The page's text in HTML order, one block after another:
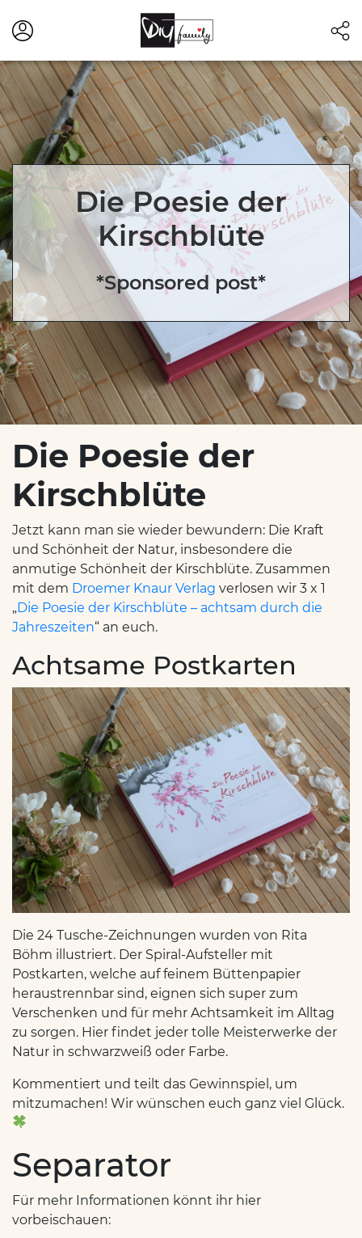
Die Poesie der
Kirschblüte
*Sponsored post*
Die Poesie der
Kirschblüte
Jetzt kann man sie wieder bewundern: Die Kraft
und Schönheit der Natur, insbesondere die
anmutige Schönheit der Kirschblüte. Zusammen
mit dem Droemer Knaur Verlag verlosen wir 3 x 1
„Die Poesie der Kirschblüte – achtsam durch die
Jahreszeiten“ an euch.
Achtsame Postkarten
Die 24 Tusche-Zeichnungen wurden von Rita
Böhm illustriert. Der Spiral-Aufsteller mit
Postkarten, welche auf feinem Büttenpapier
heraustrennbar sind, eignen sich super zum
Verschenken und für mehr Achtsamkeit im Alltag
zu sorgen. Hier findet jeder tolle Meisterwerke der
Natur in schwarzweiß oder Farbe.
Kommentiert und teilt das Gewinnspiel, um
mitzumachen! Wir wünschen euch ganz viel Glück.
Separator
Für mehr Informationen könnt ihr hier
vorbeischauen: